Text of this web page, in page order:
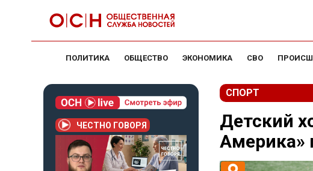
ПОЛИТИКА ОБЩЕСТВО ЭКОНОМИКА СВО
ЧЕСТНО ГОВОРЯ
СПОРТ
Детский
Америка»